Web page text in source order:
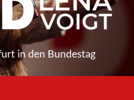
in den Bundestag